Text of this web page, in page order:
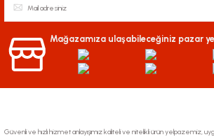
Mağazamıza ulaşabileceğiniz pazar
Güvenli ve hızlı hizmet anlayışımız kaliteli ve nitelikli ürün yelpazemiz,